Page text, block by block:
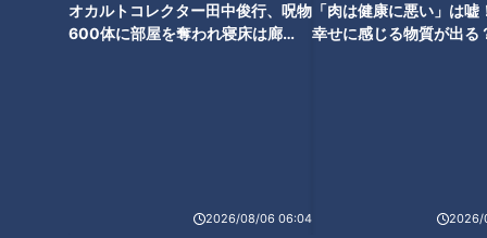
オカルトコレクター田中俊行、呪物
600体に部屋を奪われ寝床は廊
2026/08/06 06:04
「肉は健康に悪い」は嘘
幸せに感じる物質が出る
2026/
鶴瓶のスジナシ
後、2014年に番組は終了し、現在は定期的に舞台公演が開かれて